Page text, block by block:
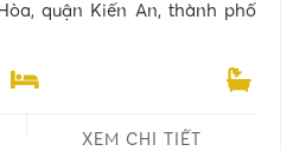
quận Kiến An, thành phố
XEM CHI TIẾT